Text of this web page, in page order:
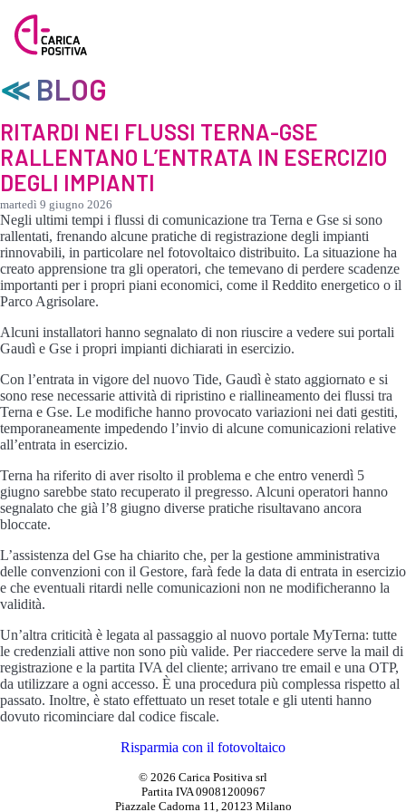
≪ BLOG
RITARDI NEI FLUSSI TERNA-GSE
RALLENTANO L’ENTRATA IN ESERCIZIO
DEGLI IMPIANTI
martedì 9 giugno 2026
Negli ultimi tempi i flussi di comunicazione tra Terna e Gse si sono
rallentati, frenando alcune pratiche di registrazione degli impianti
rinnovabili, in particolare nel fotovoltaico distribuito. La situazione ha
creato apprensione tra gli operatori, che temevano di perdere scadenze
importanti per i propri piani economici, come il Reddito energetico o il
Parco Agrisolare.
Alcuni installatori hanno segnalato di non riuscire a vedere sui portali
Gaudì e Gse i propri impianti dichiarati in esercizio.
Con l’entrata in vigore del nuovo Tide, Gaudì è stato aggiornato e si
sono rese necessarie attività di ripristino e riallineamento dei flussi tra
Terna e Gse. Le modifiche hanno provocato variazioni nei dati gestiti,
temporaneamente impedendo l’invio di alcune comunicazioni relative
all’entrata in esercizio.
Terna ha riferito di aver risolto il problema e che entro venerdì 5
giugno sarebbe stato recuperato il pregresso. Alcuni operatori hanno
segnalato che già l’8 giugno diverse pratiche risultavano ancora
bloccate.
L’assistenza del Gse ha chiarito che, per la gestione amministrativa
delle convenzioni con il Gestore, farà fede la data di entrata in esercizio
e che eventuali ritardi nelle comunicazioni non ne modificheranno la
validità.
Un’altra criticità è legata al passaggio al nuovo portale MyTerna: tutte
le credenziali attive non sono più valide. Per riaccedere serve la mail di
registrazione e la partita IVA del cliente; arrivano tre email e una OTP,
da utilizzare a ogni accesso. È una procedura più complessa rispetto al
passato. Inoltre, è stato effettuato un reset totale e gli utenti hanno
dovuto ricominciare dal codice fiscale.
Risparmia con il fotovoltaico
© 2026 Carica Positiva srl
Partita IVA 09081200967
Piazzale Cadorna 11, 20123 Milano